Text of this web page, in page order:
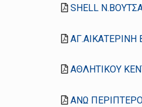
SHELL
ΑΓ.ΑΙΚΑΤΕΡΙΝΗ
ΑΘΛΗΤΙΚΟΥ
ΑΝΩ